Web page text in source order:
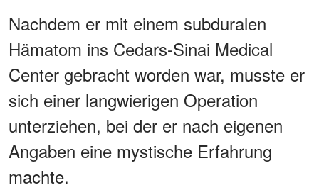
Nachdem er mit einem subduralen
Hämatom ins Cedars-Sinai Medical
Center gebracht worden war, musste er
sich einer langwierigen Operation
unterziehen, bei der er nach eigenen
Angaben eine mystische Erfahrung
machte.